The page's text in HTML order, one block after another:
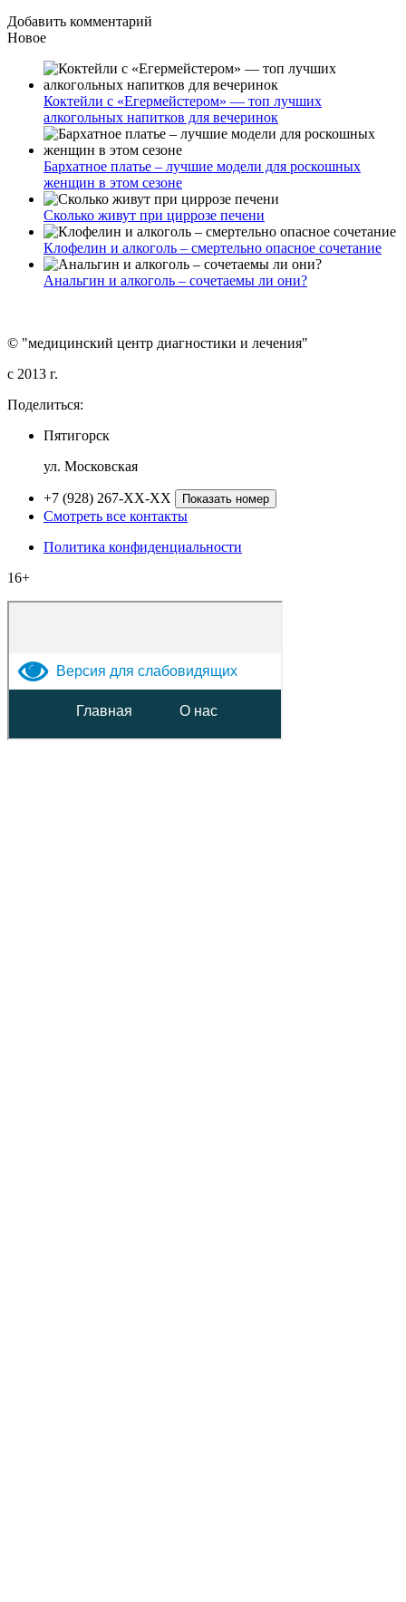
Добавить комментарий
Новое
Коктейли с «Егермейстером» — топ лучших
алкогольных напитков для вечеринок
Бархатное платье – лучшие модели для роскошных
женщин в этом сезоне
Сколько живут при циррозе печени
Клофелин и алкоголь – смертельно опасное сочетание
Анальгин и алкоголь – сочетаемы ли они?
© "медицинский центр диагностики и лечения"
c 2013 г.
Поделиться:
Пятигорск
ул. Московская
+7 (928) 267-XX-XX Показать номер
Смотреть все контакты
Политика конфиденциальности
16+